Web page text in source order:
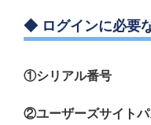
◆ ログインに必要
①シリアル番号
②ユーザーズサイトパ